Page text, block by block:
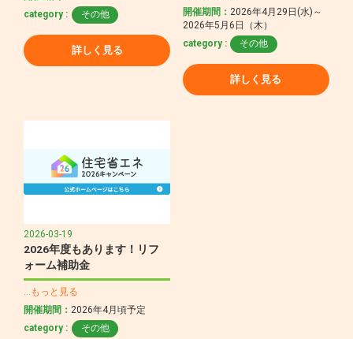
category :
その他
詳しく見る
開催期間：2026年4月29日(水)～
2026年5月6日（木）
category :
その他
詳しく見る
2026-03-19
2026年度もあります！リフ
ォーム補助金
…もっと見る
開催期間：2026年4月頃予定
category :
その他